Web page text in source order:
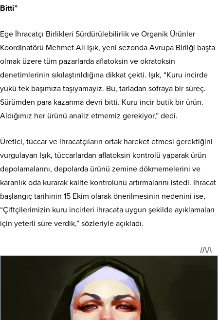
Bitti”
Ege İhracatçı Birlikleri Sürdürülebilirlik ve Organik Ürünler
Koordinatörü Mehmet Ali Işık, yeni sezonda Avrupa Birliği başta
olmak üzere tüm pazarlarda aflatoksin ve okratoksin
denetimlerinin sıkılaştırıldığına dikkat çekti. Işık, “Kuru incirde
yükü tek başımıza taşıyamayız. Bu, tarladan sofraya bir süreç.
Sürümden para kazanma devri bitti. Kuru incir butik bir ürün.
Aldığımız her ürünü analiz etmemiz gerekiyor,” dedi.
Üretici, tüccar ve ihracatçıların ortak hareket etmesi gerektiğini
vurgulayan Işık, tüccarlardan aflatoksin kontrolü yaparak ürün
depolamalarını, depolarda ürünü zemine dökmemelerini ve
karanlık oda kurarak kalite kontrolünü artırmalarını istedi. İhracat
başlangıç tarihinin 15 Ekim olarak önerilmesinin nedenini ise,
“Çiftçilerimizin kuru incirleri ihracata uygun şekilde ayıklamaları
için yeterli süre verdik,” sözleriyle açıkladı.